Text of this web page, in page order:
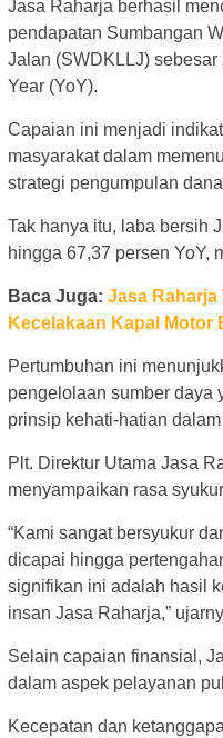
Jasa Raharja berhasil
pendapatan Sumbangan
Jalan (SWDKLLJ)
Year (YoY).
Capaian ini menjadi
masyarakat dalam
strategi pengumpulan
Tak hanya itu, laba bersih
hingga 67,37 persen YoY,
Baca Juga: Jasa
Kecelakaan Kapal Motor
Pertumbuhan ini
pengelolaan sumber daya
prinsip kehati-hatian
Plt. Direktur Utama Jasa
menyampaikan rasa
“Kami sangat bersyukur
dicapai hingga
signifikan ini adalah hasil
insan Jasa Raharja,”
Selain capaian finansial,
dalam aspek pelayanan
Kecepatan dan